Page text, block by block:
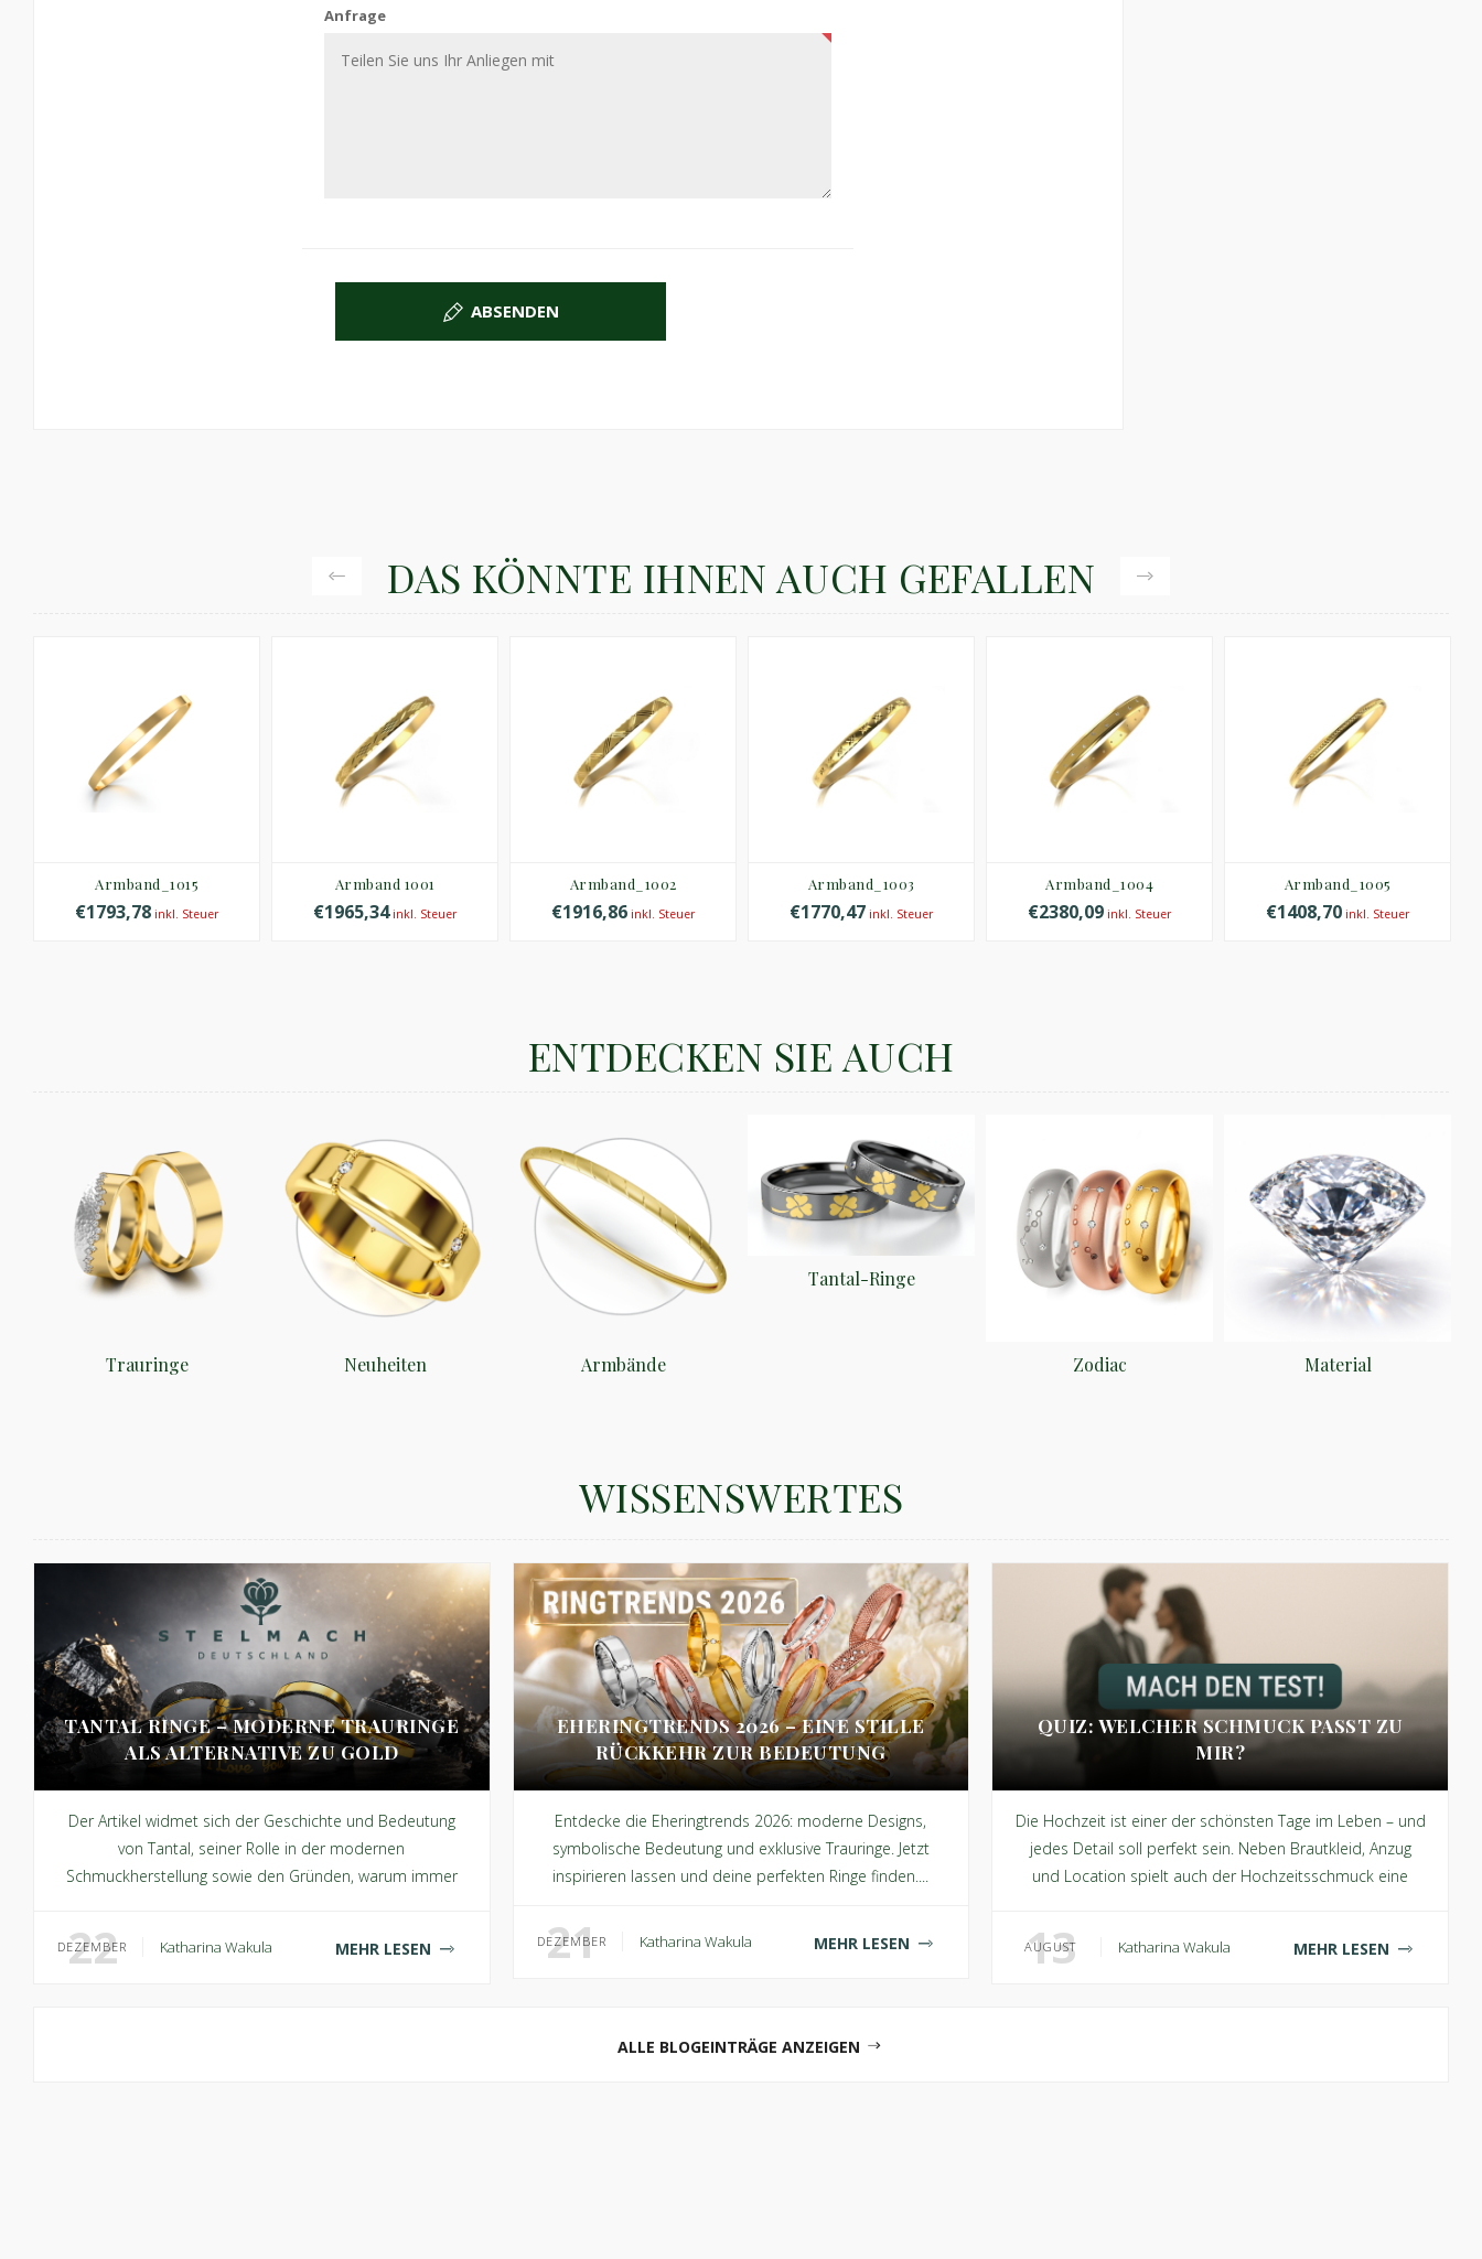
Anfrage
ABSENDEN
DAS KÖNNTE IHNEN AUCH GEFALLEN
Armband_1015
€1793,78 inkl. Steuer
Armband 1001
€1965,34inkl. Steuer
Armband_1002
€1916,86 inkl. Steuer
Armband_1003
€1770,47 inkl. Steuer
Armband_1004
€2380,09 inkl. Steuer
Armband_1005
€1408,70 inkl. Steuer
ENTDECKEN SIE AUCH
Trauringe Neuheiten Armbände
Tantal-Ringe
Zodiac Material
WISSENSWERTES
TANTAL RINGE – MODERNE TRAURINGE
ALS ALTERNATIVE ZU GOLD
Der Artikel widmet sich der Geschichte und Bedeutung
von Tantal, seiner Rolle in der modernen
Schmuckherstellung sowie den Gründen, warum immer
22
DEZEMBER Katharina Wakula MEHR LESEN
EHERINGTRENDS 2026 – EINE STILLE
RÜCKKEHR ZUR BEDEUTUNG
Entdecke die Eheringtrends 2026: moderne Designs,
symbolische Bedeutung und exklusive Trauringe. Jetzt
inspirieren lassen und deine perfekten Ringe finden....
21
DEZEMBER Katharina Wakula MEHR LESEN
QUIZ: WELCHER SCHMUCK PASST ZU
MIR?
Die Hochzeit ist einer der schönsten Tage im Leben – und
jedes Detail soll perfekt sein. Neben Brautkleid, Anzug
und Location spielt auch der Hochzeitsschmuck eine
13
AUGUST Katharina Wakula MEHR LESEN
ALLE BLOGEINTRÄGE ANZEIGEN